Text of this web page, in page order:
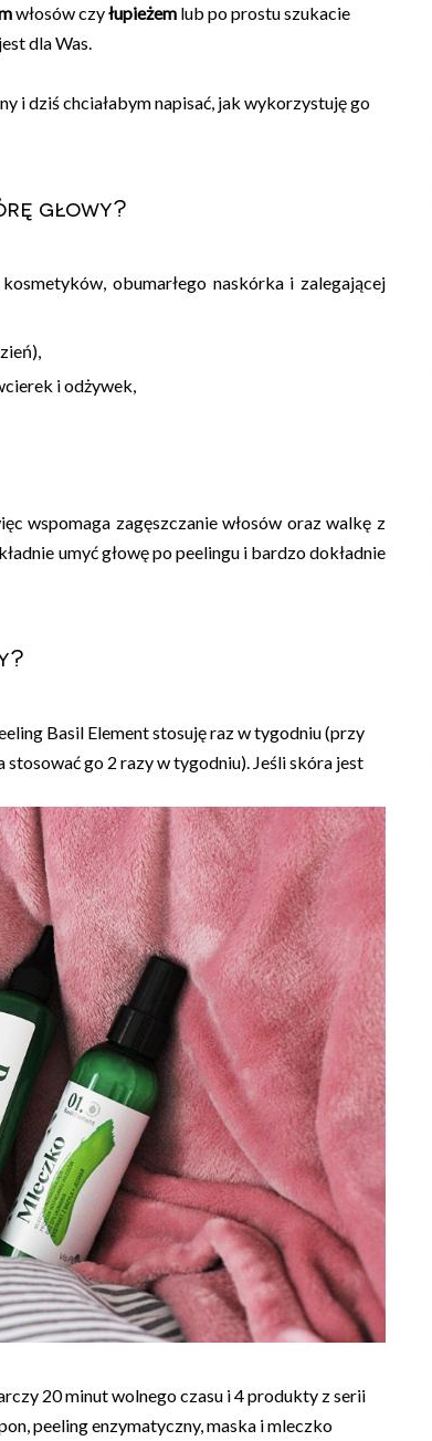
włosów czyłupieżem lub po prostu szukacie
dla Was.
i dziś chciałabym napisać, jak wykorzystuję go
głowy?
obumarłego naskórka i zalegającej
i odżywek,
wspomaga zagęszczanie włosów oraz walkę z
umyć głowę po peelingu i bardzo dokładnie
Basil Element stosuję raz w tygodniu (przy
stosować go 2 razy w tygodniu). Jeśli skóra jest
20 minut wolnego czasu i 4 produkty z serii
peeling enzymatyczny, maska i mleczko